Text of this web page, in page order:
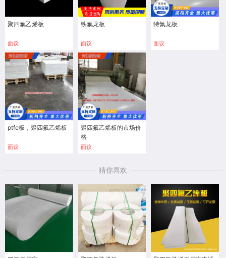
聚四氟乙烯板
面议
铁氟龙板
面议
特氟龙板
面议
ptfe板，聚四氟乙烯板
面议
聚四氟乙烯板的市场价
格
面议
猜你喜欢